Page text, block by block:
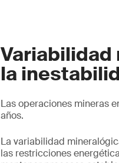
Variabilidad
la
Las operaciones mineras
años.
La variabilidad
las restricciones